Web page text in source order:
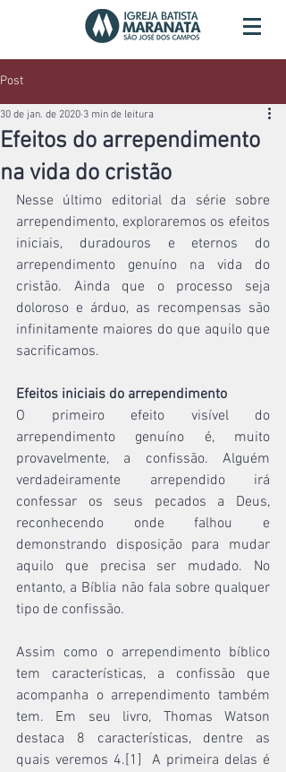
Post
Efeitos do arrependimento
na vida do cristão
30 de jan. de 2020 3 min de leitura
Nesse último editorial da série sobre
arrependimento, exploraremos os efeitos
iniciais, duradouros e eternos do
arrependimento genuíno na vida do
cristão. Ainda que o processo seja
doloroso e árduo, as recompensas são
infinitamente maiores do que aquilo que
sacrificamos.
Efeitos iniciais do arrependimento
O primeiro efeito visível do
arrependimento genuíno é, muito
provavelmente, a confissão. Alguém
verdadeiramente arrependido irá
confessar os seus pecados a Deus,
reconhecendo onde falhou e
demonstrando disposição para mudar
aquilo que precisa ser mudado. No
entanto, a Bíblia não fala sobre qualquer
tipo de confissão.
Assim como o arrependimento bíblico
tem características, a confissão que
acompanha o arrependimento também
tem. Em seu livro, Thomas Watson
destaca 8 características, dentre as
quais veremos 4.[1]  A primeira delas é